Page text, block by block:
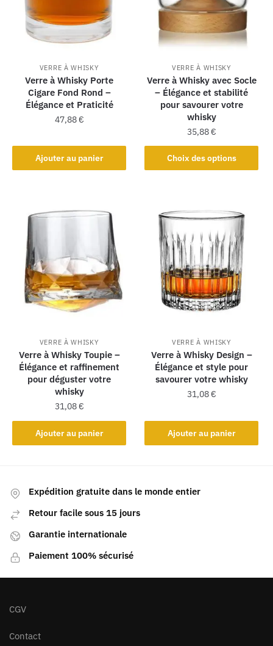
VERRE À WHISKY
Verre à Whisky Porte
Cigare Fond Rond –
Élégance et Praticité
47,88€
Ajouter au panier
VERRE À WHISKY
Verre à Whisky avec Socle
– Élégance et stabilité
pour savourer votre
whisky
35,88€
Choix des options
VERRE À WHISKY
Verre à Whisky Toupie –
Élégance et raffinement
pour déguster votre
whisky
31,08€
Ajouter au panier
VERRE À WHISKY
Verre à Whisky Design –
Élégance et style pour
savourer votre whisky
31,08€
Ajouter au panier
Expédition gratuite dans le monde entier
Retour facile sous 15 jours
Garantie internationale
Paiement 100% sécurisé
CGV
Contact